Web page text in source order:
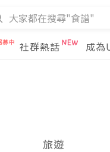
社群熱話 成
旅遊